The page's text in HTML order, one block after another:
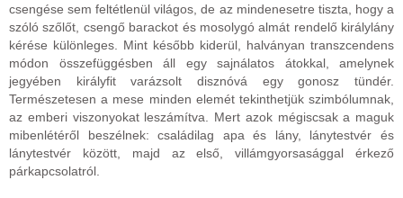
csengése sem feltétlenül világos, de az mindenesetre tiszta, hogy a
szóló szőlőt, csengő barackot és mosolygó almát rendelő királylány
kérése különleges. Mint később kiderül, halványan transzcendens
módon összefüggésben áll egy sajnálatos átokkal, amelynek
jegyében királyfit varázsolt disznóvá egy gonosz tündér.
Természetesen a mese minden elemét tekinthetjük szimbólumnak,
az emberi viszonyokat leszámítva. Mert azok mégiscsak a maguk
mibenlétéről beszélnek: családilag apa és lány, lánytestvér és
lánytestvér között, majd az első, villámgyorsasággal érkező
párkapcsolatról.